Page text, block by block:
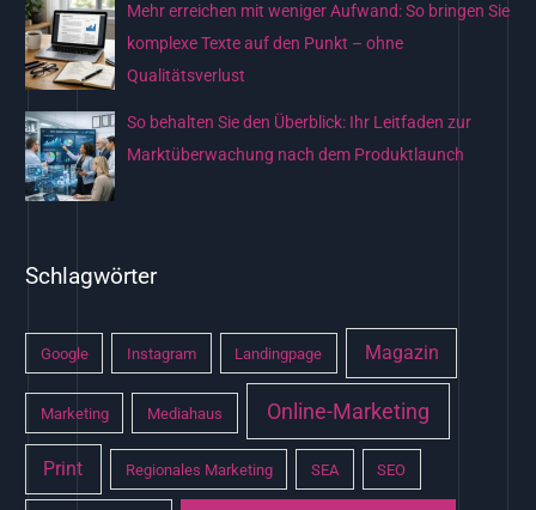
Mehr erreichen mit weniger Aufwand: So bringen Sie
komplexe Texte auf den Punkt – ohne
Qualitätsverlust
So behalten Sie den Überblick: Ihr Leitfaden zur
Marktüberwachung nach dem Produktlaunch
Schlagwörter
Google Instagram Landingpage Magazin
Marketing Mediahaus Online-Marketing
Print Regionales Marketing SEA SEO